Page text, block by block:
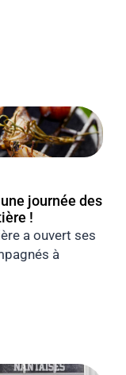
journée des
!
a ouvert ses
à